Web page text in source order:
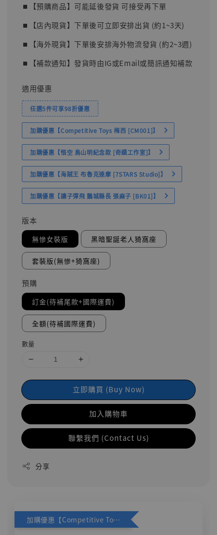
⏹︎【預購商品】可能延後發貨 可接受再下單
⏹︎【店內現貨】下單後可立即安排出貨 (約1~3天)
⏹︎【海外現貨】下單後安排海外物流發貨 (約2~3週)
⏹︎【補款通知】發貨時由IG或Email或簡訊通知補款
適用優惠
任選5件可享98折優惠
加購優惠【Competitive Toys 梅西 [CM001]】
加購優惠【悟空 鳥山明紀念款 [奇蹟工作室]】
加購優惠【海賊王 布魯克達摩 [7STARS Studio]】
加購優惠【讓子彈飛 鵝城縣長 張麻子 [BK01]】
版本
無慘女裝版 黑暗聖誕老人猗窩座
套裝版(無慘+猗窩座)
預購
訂金(待補尾款+國際運費)
全額(待補國際運費)
數量
立即購買 (Buy Now)
加入購物車
聯繫我們 (Contact Us)
分享
加購優惠【Competitive Toys 梅西 [CM001]】